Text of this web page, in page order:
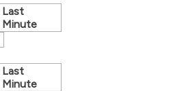
Last
Minute
Last
Minute